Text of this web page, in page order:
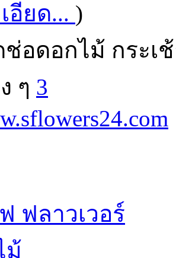
อียด... )
ช่อดอกไม้ กระเ
ๆ 3
ฟลาวเวอร์
ม้